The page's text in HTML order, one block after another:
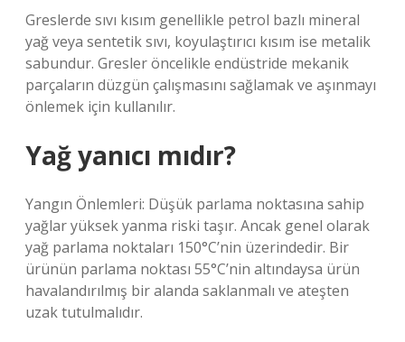
Greslerde sıvı kısım genellikle petrol bazlı mineral
yağ veya sentetik sıvı, koyulaştırıcı kısım ise metalik
sabundur. Gresler öncelikle endüstride mekanik
parçaların düzgün çalışmasını sağlamak ve aşınmayı
önlemek için kullanılır.
Yağ yanıcı mıdır?
Yangın Önlemleri: Düşük parlama noktasına sahip
yağlar yüksek yanma riski taşır. Ancak genel olarak
yağ parlama noktaları 150°C’nin üzerindedir. Bir
ürünün parlama noktası 55°C’nin altındaysa ürün
havalandırılmış bir alanda saklanmalı ve ateşten
uzak tutulmalıdır.